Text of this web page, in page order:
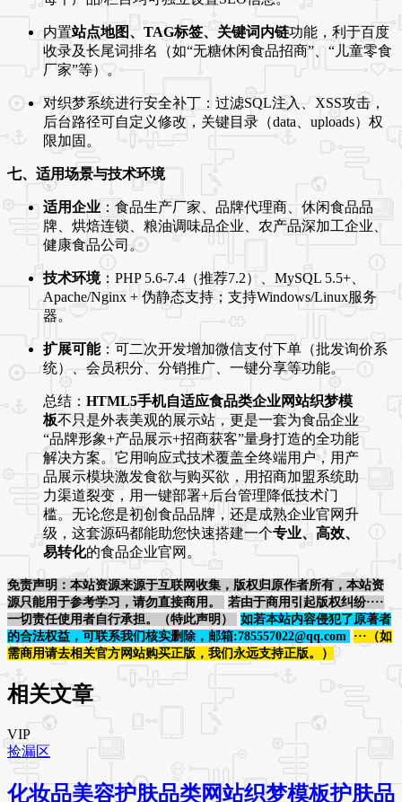
内置站点地图、TAG标签、关键词内链功能，利于百度
收录及长尾词排名（如“无糖休闲食品招商”、“儿童零食
厂家”等）。
对织梦系统进行安全补丁：过滤SQL注入、XSS攻击，
后台路径可自定义修改，关键目录（data、uploads）权
限加固。
七、适用场景与技术环境
适用企业 ：食品生产厂家、品牌代理商、休闲食品品
牌、烘焙连锁、粮油调味品企业、农产品深加工企业、
健康食品公司。
技术环境：PHP 5.6-7.4（推荐7.2）、MySQL 5.5+、
Apache/Nginx + 伪静态支持；支持Windows/Linux服务
器。
扩展可能：可二次开发增加微信支付下单（批发询价系
统）、会员积分、分销推广、一键分享等功能。
总结： HTML5手机自适应食品类企业网站织梦模
板不只是外表美观的展示站，更是一套为食品企业
“品牌形象+产品展示+招商获客”量身打造的全功能
解决方案。它用响应式技术覆盖全终端用户，用产
品展示模块激发食欲与购买欲，用招商加盟系统助
力渠道裂变，用一键部署+后台管理降低技术门
槛。无论您是初创食品品牌，还是成熟企业官网升
级，这套源码都能助您快速搭建一个专业、高效、
易转化的食品企业官网。
免责声明：本站资源来源于互联网收集，版权归原作者所有，本站资
源只能用于参考学习，请勿直接商用。
若由于商用引起版权纠纷····
一切责任使用者自行承担。（特此声明）
如若本站内容侵犯了原著者
的合法权益，可联系我们核实删除，邮箱:785557022@qq.com
···（如
需商用请去相关官方网站购买正版，我们永远支持正版。）
相关文章
VIP
捡漏区
化妆品美容护肤品类网站织梦模板护肤品